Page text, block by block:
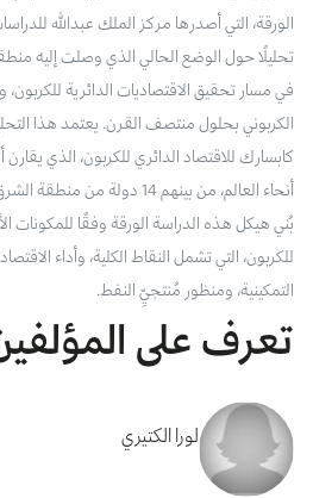
الورقة، التي أصدرها مركز الملك عبدالله
تحليلًا حول الوضع الحالي الذي وصلت إليه
في مسار تحقيق الاقتصاديات الدائرية للكربون،
أنحاء العالم، من بينهم 14
بُني هيكل هذه الدراسة الورقة وفقًا للمكونات
للكربون، التي تشمل النقاط الكلية، وأداء
التمكينية، ومنظور مُنتجيِّ النفط.
تعرف على
لورا الكتيري